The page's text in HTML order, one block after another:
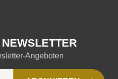
Angeboten